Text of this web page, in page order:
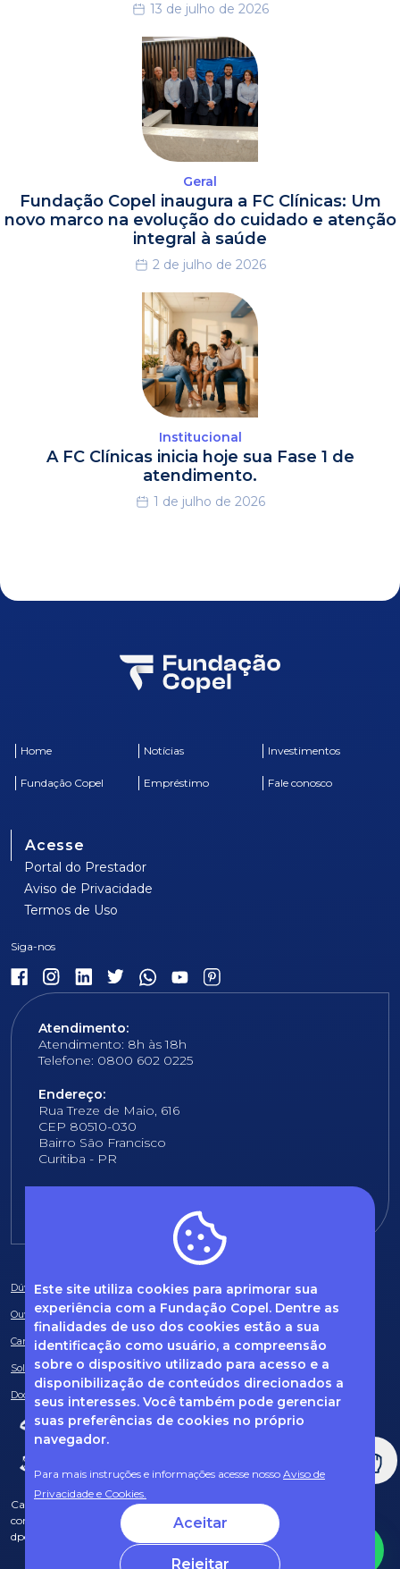
Este site utiliza cookies para aprimorar sua
experiência com a Fundação Copel. Dentre as
finalidades de uso dos cookies estão a sua
identificação como usuário, a compreensão
sobre o dispositivo utilizado para acesso e a
disponibilização de conteúdos direcionados a
seus interesses. Você também pode gerenciar
suas preferências de cookies no próprio
navegador.
Para mais instruções e informações acesse nosso Aviso de
Privacidade e Cookies.
Aceitar
Rejeitar
13 de julho de 2026
Geral
Fundação Copel inaugura a FC Clínicas: Um
novo marco na evolução do cuidado e atenção
integral à saúde
2 de julho de 2026
Institucional
A FC Clínicas inicia hoje sua Fase 1 de
atendimento.
1 de julho de 2026
Home Notícias Investimentos
Fundação Copel Empréstimo Fale conosco
Acesse
Portal do Prestador
Aviso de Privacidade
Termos de Uso
Atendimento:
Atendimento: 8h às 18h
Telefone: 0800 602 0225
Endereço:
Rua Treze de Maio, 616
CEP 80510-030
Bairro São Francisco
Curitiba - PR
Dúvidas frequentes
Ouvidoria
Canal de Denúncias
Solicitação de informações
Documentos obrigatórios
Caso tenha dúvidas sobre Privacidade de Dados e LGPD, entre em
contato com o nosso DPO (encarregado de dados) via e-mail:
dpo@fcopel.org.br